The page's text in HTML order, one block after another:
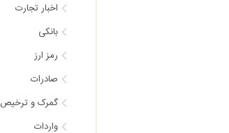
اخبار تجارت
بانکی
رمز ارز
صادرات
گمرک و ترخیص
واردات